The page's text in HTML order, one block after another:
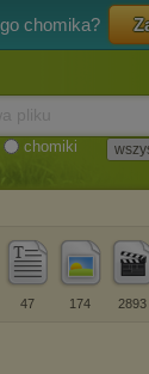
chomika?
chomiki
2893
174
47